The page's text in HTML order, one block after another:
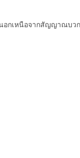
อกเหนือจากสัญญาณบ